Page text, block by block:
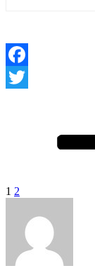
Facebook
1 2